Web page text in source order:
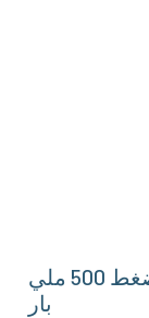
مقياس لاختبار الضغط وهبوط الضغط 500 ملي
بار